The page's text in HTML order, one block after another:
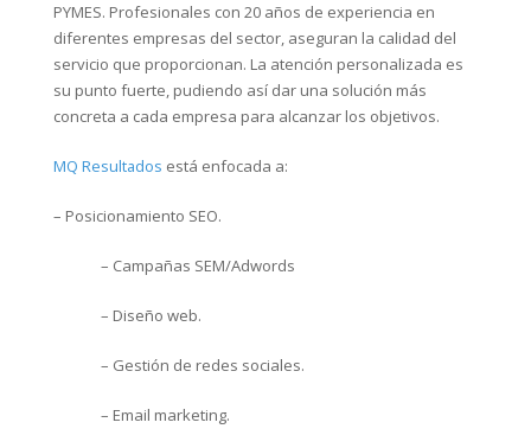
PYMES. Profesionales con 20 años de experiencia en
diferentes empresas del sector, aseguran la calidad del
servicio que proporcionan. La atención personalizada es
su punto fuerte, pudiendo así dar una solución más
concreta a cada empresa para alcanzar los objetivos.
MQ Resultados está enfocada a:
– Posicionamiento SEO.
– Campañas SEM/Adwords
– Diseño web.
– Gestión de redes sociales.
– Email marketing.